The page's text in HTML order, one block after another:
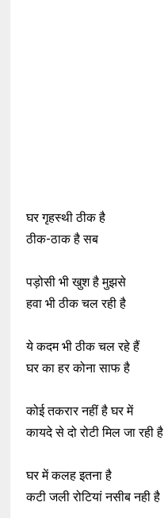
घर गृहस्थी ठीक है
ठीक-ठाक है सब
पड़ोसी भी खुश है मुझसे
हवा भी ठीक चल रही है
ये कदम भी ठीक चल रहे हैं
घर का हर कोना साफ है
कोई तकरार नहीं है घर में
कायदे से दो रोटी मिल जा रही है
घर में कलह इतना है
कटी जली रोटियां नसीब नही है